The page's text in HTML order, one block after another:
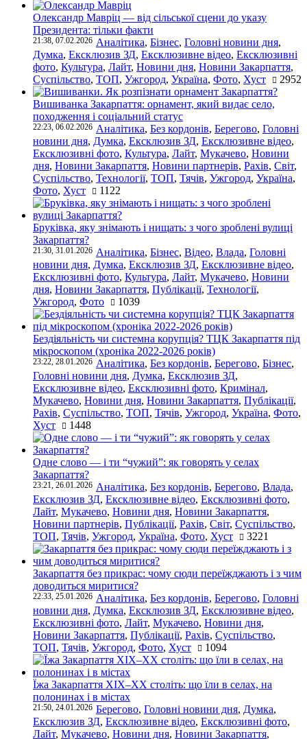
Олександр Мавріц — від сільської сцени до указу
Президента: тільки факти
21:38, 07.02.2026 Аналітика, Бізнес, Головні новини дня,
Думка, Ексклюзив ЗД, Ексклюзивне відео, Ексклюзивні
фото, Культура, Лайт, Новини дня, Новини Закарпаття,
Суспільство, ТОП, Ужгород, Україна, Фото, Хуст 2952
Вишиванка Закарпаття: орнамент, який видає село,
походження і соціальний статус
22:23, 06.02.2026 Аналітика, Без кордонів, Берегово, Головні
новини дня, Думка, Ексклюзив ЗД, Ексклюзивне відео,
Ексклюзивні фото, Культура, Лайт, Мукачево, Новини
дня, Новини Закарпаття, Новини партнерів, Рахів, Світ,
Суспільство, Технології, ТОП, Тячів, Ужгород, Україна,
Фото, Хуст 1122
Бруківка, яку знімають і нищать: з чого зроблені вулиці
Закарпаття?
21:30, 31.01.2026 Аналітика, Бізнес, Відео, Влада, Головні
новини дня, Думка, Ексклюзив ЗД, Ексклюзивне відео,
Ексклюзивні фото, Культура, Лайт, Мукачево, Новини
дня, Новини Закарпаття, Публікації, Технології,
Ужгород, Фото 1039
Бездіяльність чи системна корупція? ТЦК Закарпаття під
мікроскопом (хроніка 2022-2026 років)
23:22, 28.01.2026 Аналітика, Без кордонів, Берегово, Бізнес,
Головні новини дня, Думка, Ексклюзив ЗД,
Ексклюзивне відео, Ексклюзивні фото, Кримінал,
Мукачево, Новини дня, Новини Закарпаття, Публікації,
Рахів, Суспільство, ТОП, Тячів, Ужгород, Україна, Фото,
Хуст
1448
Одне слово — і ти “чужий”: як говорять у селах
Закарпаття?
23:21, 26.01.2026 Аналітика, Без кордонів, Берегово, Влада,
Ексклюзив ЗД, Ексклюзивне відео, Ексклюзивні фото,
Лайт, Мукачево, Новини дня, Новини Закарпаття,
Новини партнерів, Публікації, Рахів, Світ, Суспільство,
ТОП, Тячів, Ужгород, Україна, Фото, Хуст 3221
Закарпаття без прикрас: чому сюди переїжджають і з чим
доводиться миритися?
22:33, 25.01.2026 Аналітика, Без кордонів, Берегово, Головні
новини дня, Думка, Ексклюзив ЗД, Ексклюзивне відео,
Ексклюзивні фото, Лайт, Мукачево, Новини дня,
Новини Закарпаття, Публікації, Рахів, Суспільство,
ТОП, Тячів, Ужгород, Фото, Хуст 1094
Їжа Закарпаття ХІХ–ХХ століть: що їли в селах, на
полонинах і в містах
21:50, 24.01.2026 Берегово, Головні новини дня, Думка,
Ексклюзив ЗД, Ексклюзивне відео, Ексклюзивні фото,
Лайт, Мукачево, Новини дня, Новини Закарпаття,